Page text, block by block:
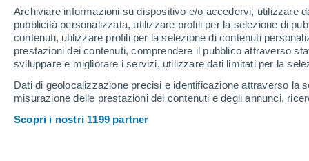
Archiviare informazioni su dispositivo e/o accedervi, utilizzare
pubblicità personalizzata, utilizzare profili per la selezione di
contenuti, utilizzare profili per la selezione di contenuti
prestazioni dei contenuti, comprendere il pubblico attraverso
sviluppare e migliorare i servizi, utilizzare dati limitati per la
Dati di geolocalizzazione precisi e identificazione attraverso la
misurazione delle prestazioni dei contenuti e degli annunci,
Scopri i nostri 1199 partner
Impianti di risalita 0 / 9
Spessore della neve